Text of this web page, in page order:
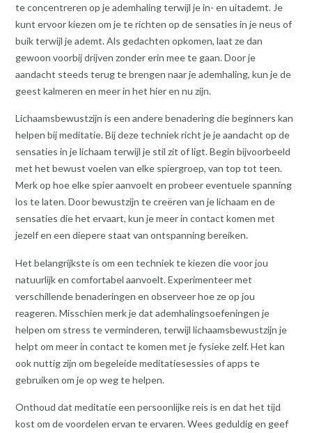
te concentreren op je ademhaling terwijl je in- en uitademt. Je
kunt ervoor kiezen om je te richten op de sensaties in je neus of
buik terwijl je ademt. Als gedachten opkomen, laat ze dan
gewoon voorbij drijven zonder erin mee te gaan. Door je
aandacht steeds terug te brengen naar je ademhaling, kun je de
geest kalmeren en meer in het hier en nu zijn.
Lichaamsbewustzijn is een andere benadering die beginners kan
helpen bij meditatie. Bij deze techniek richt je je aandacht op de
sensaties in je lichaam terwijl je stil zit of ligt. Begin bijvoorbeeld
met het bewust voelen van elke spiergroep, van top tot teen.
Merk op hoe elke spier aanvoelt en probeer eventuele spanning
los te laten. Door bewustzijn te creëren van je lichaam en de
sensaties die het ervaart, kun je meer in contact komen met
jezelf en een diepere staat van ontspanning bereiken.
Het belangrijkste is om een techniek te kiezen die voor jou
natuurlijk en comfortabel aanvoelt. Experimenteer met
verschillende benaderingen en observeer hoe ze op jou
reageren. Misschien merk je dat ademhalingsoefeningen je
helpen om stress te verminderen, terwijl lichaamsbewustzijn je
helpt om meer in contact te komen met je fysieke zelf. Het kan
ook nuttig zijn om begeleide meditatiesessies of apps te
gebruiken om je op weg te helpen.
Onthoud dat meditatie een persoonlijke reis is en dat het tijd
kost om de voordelen ervan te ervaren. Wees geduldig en geef